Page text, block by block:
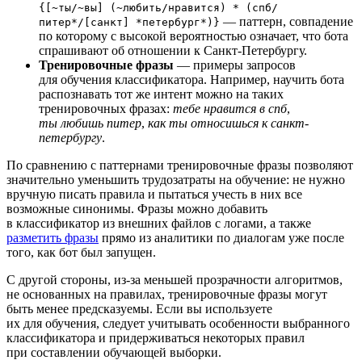
{[~ты/~вы] (~любить/нравится) * (спб/
питер*/[санкт] *петербург*)} — паттерн, совпадение
по которому с высокой вероятностью означает, что бота
спрашивают об отношении к Санкт-Петербургу.
Тренировочные фразы — примеры запросов
для обучения классификатора. Например, научить бота
распознавать тот же интент можно на таких
тренировочных фразах: тебе нравится в спб,
ты любишь питер, как ты относишься к санкт-
петербургу.
По сравнению с паттернами тренировочные фразы позволяют
значительно уменьшить трудозатраты на обучение: не нужно
вручную писать правила и пытаться учесть в них все
возможные синонимы. Фразы можно добавить
в классификатор из внешних файлов с логами, а также
разметить фразы прямо из аналитики по диалогам уже после
того, как бот был запущен.
С другой стороны, из-за меньшей прозрачности алгоритмов,
не основанных на правилах, тренировочные фразы могут
быть менее предсказуемы. Если вы используете
их для обучения, следует учитывать особенности выбранного
классификатора и придерживаться некоторых правил
при составлении обучающей выборки.